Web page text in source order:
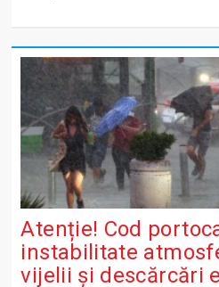
Atenție! Cod
instabilitate
vijelii și descărcări